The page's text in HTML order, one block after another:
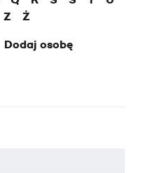
Z
Ż
Dodaj osobę